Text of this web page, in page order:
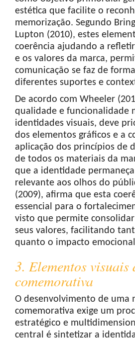
estética que facilite o
memorização. Segundo
Lupton (2010), estes
coerência ajudando a
e os valores da marca,
comunicação se faz de
diferentes suportes e
De acordo com Wheeler
qualidade e funcionalidade
identidades visuais, deve
dos elementos gráficos e a
aplicação dos princípios de
de todos os materiais da
que a identidade
relevante aos olhos do
(2009), afirma que esta
essencial para o
visto que permite
seus valores, facilitando
quanto o impacto
3. Elementos visuais
comemorativa
O desenvolvimento de uma
comemorativa exige um
estratégico e
central é sintetizar a